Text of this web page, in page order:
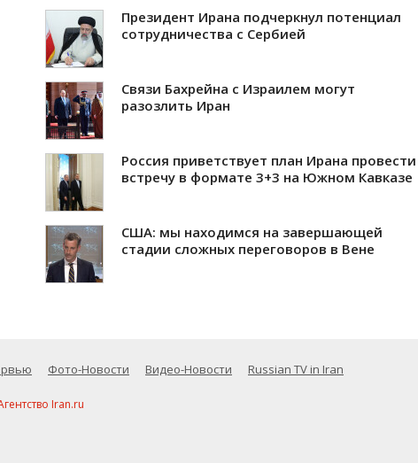
Президент Ирана подчеркнул потенциал
сотрудничества с Сербией
Связи Бахрейна с Израилем могут
разозлить Иран
Россия приветствует план Ирана провести
встречу в формате 3+3 на Южном Кавказе
США: мы находимся на завершающей
стадии сложных переговоров в Вене
Фото-Новости Видео-Новости Russian TV in Iran
Iran.ru